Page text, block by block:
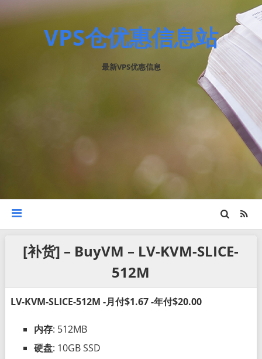
VPS仓优惠信息站
最新VPS优惠信息
[补货] – BuyVM – LV-KVM-SLICE-
512M
LV-KVM-SLICE-512M -月付$1.67 -年付$20.00
内存: 512MB
硬盘: 10GB SSD